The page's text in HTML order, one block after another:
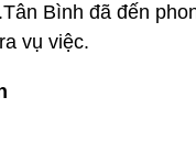
Bình đã đến
vụ việc.